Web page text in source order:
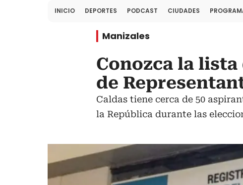
INICIO DEPORTES PODCAST CIUDADES
Manizales
Conozca la
de
Caldas tiene cerca de 50
la República durante las